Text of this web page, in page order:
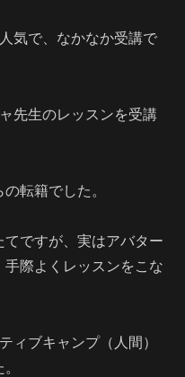
気で、なかなか受講で
先生のレッスンを受講
転籍でした。
ですが、実はアバター
際よくレッスンをこな
ィブキャンプ（人間）